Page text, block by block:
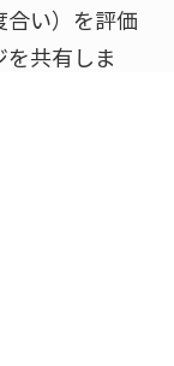
い）を評価
共有しま